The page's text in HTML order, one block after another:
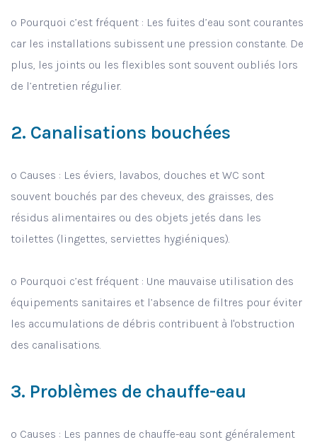
o Pourquoi c’est fréquent : Les fuites d’eau sont courantes
car les installations subissent une pression constante. De
plus, les joints ou les flexibles sont souvent oubliés lors
de l’entretien régulier.
2. Canalisations bouchées
o Causes : Les éviers, lavabos, douches et WC sont
souvent bouchés par des cheveux, des graisses, des
résidus alimentaires ou des objets jetés dans les
toilettes (lingettes, serviettes hygiéniques).
o Pourquoi c’est fréquent : Une mauvaise utilisation des
équipements sanitaires et l’absence de filtres pour éviter
les accumulations de débris contribuent à l'obstruction
des canalisations.
3. Problèmes de chauffe-eau
o Causes : Les pannes de chauffe-eau sont généralement